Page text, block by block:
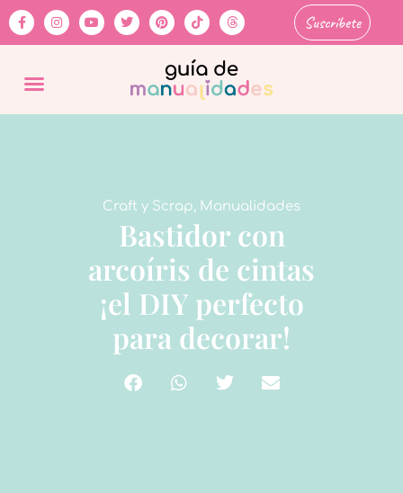
Suscríbete
Craft y Scrap, Manualidades
Bastidor con
arcoíris de cintas
¡el DIY perfecto
para decorar!